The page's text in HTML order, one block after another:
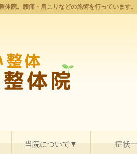
体院。腰痛・肩こりなどの施術を行っています。
当院について▼ 症状